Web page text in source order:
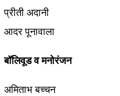
प्रीती अदानी
आदर पूनावाला
बॉलिवूड व मनोरंजन
अमिताभ बच्चन